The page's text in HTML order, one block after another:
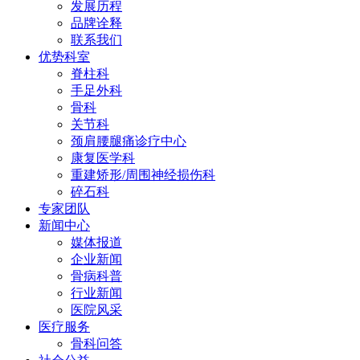
发展历程
品牌诠释
联系我们
优势科室
脊柱科
手足外科
骨科
关节科
颈肩腰腿痛诊疗中心
康复医学科
重建矫形/周围神经损伤科
碎石科
专家团队
新闻中心
媒体报道
企业新闻
骨病科普
行业新闻
医院风采
医疗服务
骨科问答